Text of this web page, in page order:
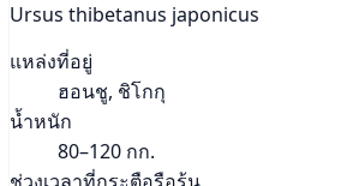
Ursus thibetanus japonicus
แหล่งที่อยู่
ฮอนชู, ชิโกกุ
น้ำหนัก
80–120 กก.